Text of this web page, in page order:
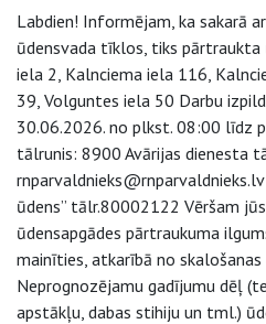
Labdien! Informējam, ka sakarā
ūdensvada tīklos, tiks pārtraukta
iela 2, Kalnciema iela 116,
39, Volguntes iela 50 Darbu
30.06.2026. no plkst. 08:00 līdz
tālrunis: 8900 Avārijas dienesta
ūdens” tālr.80002122 Vēršam
ūdensapgādes pārtraukuma
mainīties, atkarībā no skalošanas
Neprognozējamu gadījumu dēļ
apstākļu, dabas stihiju un tml.)